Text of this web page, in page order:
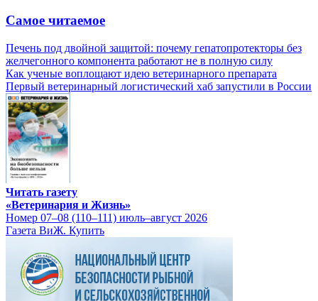
Самое читаемое
Печень под двойной защитой: почему гепатопротекторы без
желчегонного компонента работают не в полную силу
Как ученые воплощают идею ветеринарного препарата
Первый ветеринарный логистический хаб запустили в России
Читать газету
«Ветеринария и Жизнь»
Номер 07–08 (110–111) июль–август 2026
Газета ВиЖ. Купить